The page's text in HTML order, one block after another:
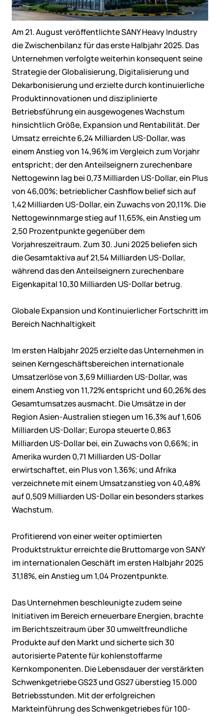
Am 21. August veröffentlichte SANY Heavy Industry
die Zwischenbilanz für das erste Halbjahr 2025. Das
Unternehmen verfolgte weiterhin konsequent seine
Strategie der Globalisierung, Digitalisierung und
Dekarbonisierung und erzielte durch kontinuierliche
Produktinnovationen und disziplinierte
Betriebsführung ein ausgewogenes Wachstum
hinsichtlich Größe, Expansion und Rentabilität. Der
Umsatz erreichte 6,24 Milliarden US-Dollar, was
einem Anstieg von 14,96% im Vergleich zum Vorjahr
entspricht; der den Anteilseignern zurechenbare
Nettogewinn lag bei 0,73 Milliarden US-Dollar, ein Plus
von 46,00%; betrieblicher Cashflow belief sich auf
1,42 Milliarden US-Dollar, ein Zuwachs von 20,11%. Die
Nettogewinnmarge stieg auf 11,65%, ein Anstieg um
2,50 Prozentpunkte gegenüber dem
Vorjahreszeitraum. Zum 30. Juni 2025 beliefen sich
die Gesamtaktiva auf 21,54 Milliarden US-Dollar,
während das den Anteilseignern zurechenbare
Eigenkapital 10,30 Milliarden US-Dollar betrug.
Globale Expansion und Kontinuierlicher Fortschritt im
Bereich Nachhaltigkeit
Im ersten Halbjahr 2025 erzielte das Unternehmen in
seinen Kerngeschäftsbereichen internationale
Umsatzerlöse von 3,69 Milliarden US-Dollar, was
einem Anstieg von 11,72% entspricht und 60,26% des
Gesamtumsatzes ausmacht. Die Umsätze in der
Region Asien-Australien stiegen um 16,3% auf 1,606
Milliarden US-Dollar; Europa steuerte 0,863
Milliarden US-Dollar bei, ein Zuwachs von 0,66%; in
Amerika wurden 0,71 Milliarden US-Dollar
erwirtschaftet, ein Plus von 1,36%; und Afrika
verzeichnete mit einem Umsatzanstieg von 40,48%
auf 0,509 Milliarden US-Dollar ein besonders starkes
Wachstum.
Profitierend von einer weiter optimierten
Produktstruktur erreichte die Bruttomarge von SANY
im internationalen Geschäft im ersten Halbjahr 2025
31,18%, ein Anstieg um 1,04 Prozentpunkte.
Das Unternehmen beschleunigte zudem seine
Initiativen im Bereich erneuerbare Energien, brachte
im Berichtszeitraum über 30 umweltfreundliche
Produkte auf den Markt und sicherte sich 30
autorisierte Patente für kohlenstoffarme
Kernkomponenten. Die Lebensdauer der verstärkten
Schwenkgetriebe GS23 und GS27 überstieg 15.000
Betriebsstunden. Mit der erfolgreichen
Markteinführung des Schwenkgetriebes für 100-